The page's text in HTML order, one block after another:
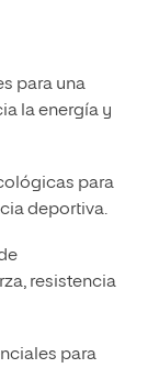
para una
la energía y
para
deportiva.
resistencia
para